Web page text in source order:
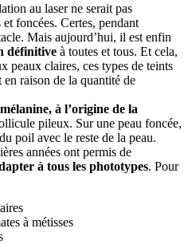
au laser ne serait pas
foncées. Certes, pendant
Mais aujourd’hui, il est enfin
définitive à toutes et tous. Et cela,
peaux claires, ces types de teints
raison de la quantité de
mélanine, à l’origine de la
pileux. Sur une peau foncée,
poil avec le reste de la peau.
années ont permis de
à tous les phototypes. Pour
à métisses